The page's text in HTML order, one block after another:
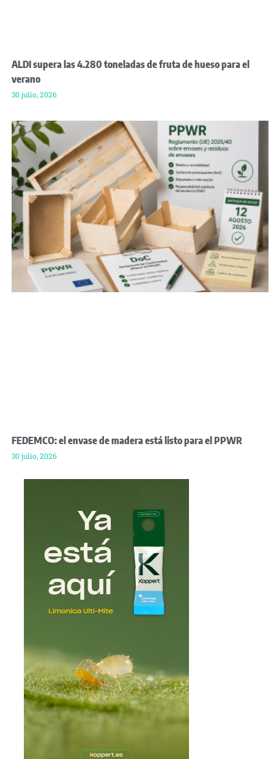
ALDI supera las 4.280 toneladas de fruta de hueso para el
verano
30 julio, 2026
FEDEMCO: el envase de madera está listo para el PPWR
30 julio, 2026